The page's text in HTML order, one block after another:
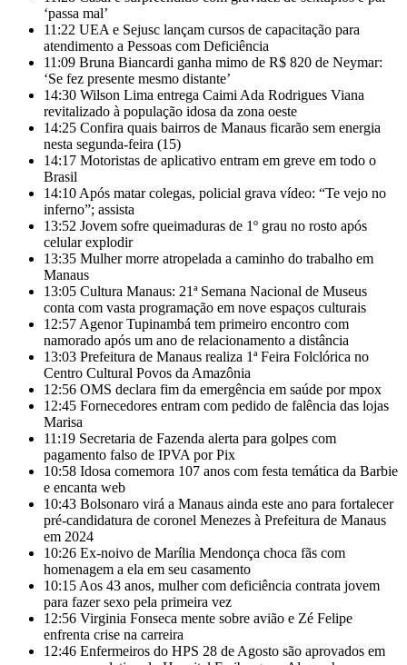
‘passa mal’
11:22 UEA e Sejusc lançam cursos de capacitação para
atendimento a Pessoas com Deficiência
11:09 Bruna Biancardi ganha mimo de R$ 820 de Neymar:
‘Se fez presente mesmo distante’
14:30 Wilson Lima entrega Caimi Ada Rodrigues Viana
revitalizado à população idosa da zona oeste
14:25 Confira quais bairros de Manaus ficarão sem energia
nesta segunda-feira (15)
14:17 Motoristas de aplicativo entram em greve em todo o
Brasil
14:10 Após matar colegas, policial grava vídeo: “Te vejo no
inferno”; assista
13:52 Jovem sofre queimaduras de 1º grau no rosto após
celular explodir
13:35 Mulher morre atropelada a caminho do trabalho em
Manaus
13:05 Cultura Manaus: 21ª Semana Nacional de Museus
conta com vasta programação em nove espaços culturais
12:57 Agenor Tupinambá tem primeiro encontro com
namorado após um ano de relacionamento a distância
13:03 Prefeitura de Manaus realiza 1ª Feira Folclórica no
Centro Cultural Povos da Amazônia
12:56 OMS declara fim da emergência em saúde por mpox
12:45 Fornecedores entram com pedido de falência das lojas
Marisa
11:19 Secretaria de Fazenda alerta para golpes com
pagamento falso de IPVA por Pix
10:58 Idosa comemora 107 anos com festa temática da Barbie
e encanta web
10:43 Bolsonaro virá a Manaus ainda este ano para fortalecer
pré-candidatura de coronel Menezes à Prefeitura de Manaus
em 2024
10:26 Ex-noivo de Marília Mendonça choca fãs com
homenagem a ela em seu casamento
10:15 Aos 43 anos, mulher com deficiência contrata jovem
para fazer sexo pela primeira vez
12:56 Virginia Fonseca mente sobre avião e Zé Felipe
enfrenta crise na carreira
12:46 Enfermeiros do HPS 28 de Agosto são aprovados em